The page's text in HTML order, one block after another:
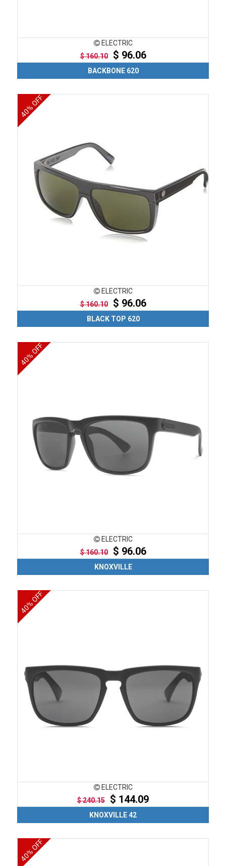
ELECTRIC
$ 160.10$ 96.06
BACKBONE 620
40% OFF
ELECTRIC
$ 160.10$ 96.06
BLACK TOP 620
40% OFF
ELECTRIC
$ 160.10$ 96.06
KNOXVILLE
40% OFF
ELECTRIC
$ 240.15
$ 144.09
KNOXVILLE 42
40% OFF